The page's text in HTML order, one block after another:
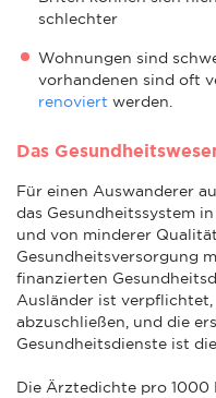
schlechter
Wohnungen sind
vorhandenen sind oft
renoviert werden.
Das
Für einen Auswanderer
das Gesundheitssystem
und von minderer
Gesundheitsversorgung
finanzierten
Ausländer ist
abzuschließen, und die
Gesundheitsdienste ist
Die Ärztedichte pro